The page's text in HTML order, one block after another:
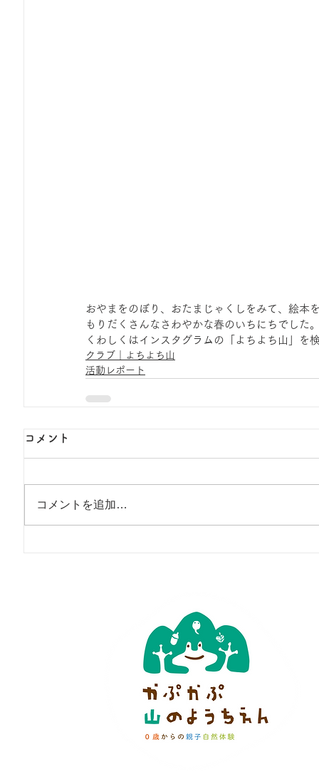
おやまをのぼり、おたまじゃくしをみて、絵本
もりだくさんなさわやかな春のいちにちでした
くわしくはインスタグラムの「よちよち山」を
クラブ｜よちよち山
活動レポート
コメント
コメントを追加…